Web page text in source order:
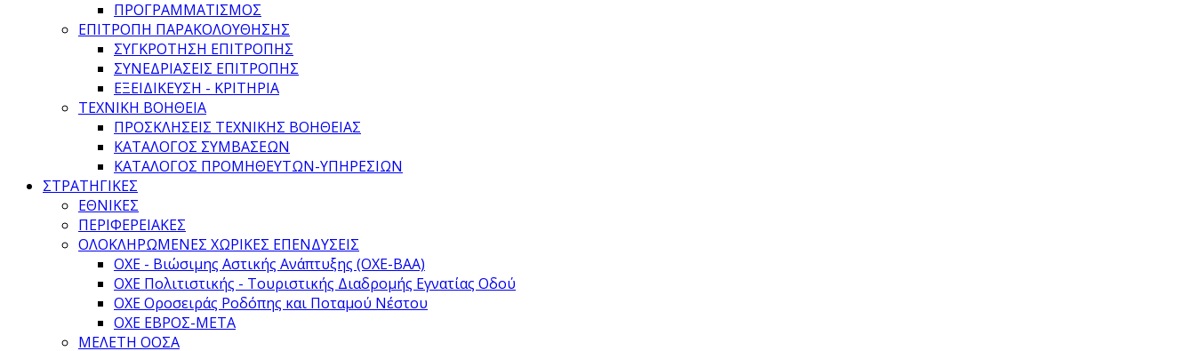
ΠΡΟΓΡΑΜΜΑΤΙΣΜΟΣ
ΕΠΙΤΡΟΠΗ ΠΑΡΑΚΟΛΟΥΘΗΣΗΣ
ΣΥΓΚΡΟΤΗΣΗ ΕΠΙΤΡΟΠΗΣ
ΣΥΝΕΔΡΙΑΣΕΙΣ ΕΠΙΤΡΟΠΗΣ
ΕΞΕΙΔΙΚΕΥΣΗ - ΚΡΙΤΗΡΙΑ
ΤΕΧΝΙΚΗ ΒΟΗΘΕΙΑ
ΠΡΟΣΚΛΗΣΕΙΣ ΤΕΧΝΙΚΗΣ ΒΟΗΘΕΙΑΣ
ΚΑΤΑΛΟΓΟΣ ΣΥΜΒΑΣΕΩΝ
ΚΑΤΑΛΟΓΟΣ ΠΡΟΜΗΘΕΥΤΩΝ-ΥΠΗΡΕΣΙΩΝ
ΣΤΡΑΤΗΓΙΚΕΣ
ΕΘΝΙΚΕΣ
ΠΕΡΙΦΕΡΕΙΑΚΕΣ
ΟΛΟΚΛΗΡΩΜΕΝΕΣ ΧΩΡΙΚΕΣ ΕΠΕΝΔΥΣΕΙΣ
ΟΧΕ - Βιώσιμης Αστικής Ανάπτυξης (ΟΧΕ-ΒΑΑ)
ΟΧΕ Πολιτιστικής - Τουριστικής Διαδρομής Εγνατίας Οδού
ΟΧΕ Οροσειράς Ροδόπης και Ποταμού Νέστου
ΟΧΕ ΕΒΡΟΣ-ΜΕΤΑ
ΜΕΛΕΤΗ ΟΟΣΑ